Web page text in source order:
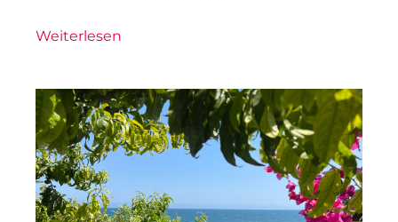
Weiterlesen